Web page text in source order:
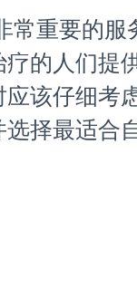
常重要的服
的人们提
该仔细考
择最适合